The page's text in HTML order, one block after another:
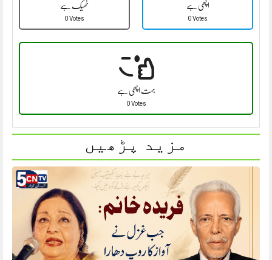
ٹھیک ہے
0 Votes
اچھی ہے
0 Votes
بہت اچھی ہے
0 Votes
مزید پڑھیں